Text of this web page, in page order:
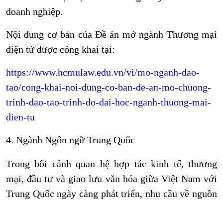
doanh nghiệp.
Nội dung cơ bản của Đề án mở ngành Thương mại
điện tử được công khai tại:
https://www.hcmulaw.edu.vn/vi/mo-nganh-dao-
tao/cong-khai-noi-dung-co-ban-de-an-mo-chuong-
trinh-dao-tao-trinh-do-dai-hoc-nganh-thuong-mai-
dien-tu
4. Ngành Ngôn ngữ Trung Quốc
Trong bối cảnh quan hệ hợp tác kinh tế, thương
mại, đầu tư và giao lưu văn hóa giữa Việt Nam với
Trung Quốc ngày càng phát triển, nhu cầu về nguồn